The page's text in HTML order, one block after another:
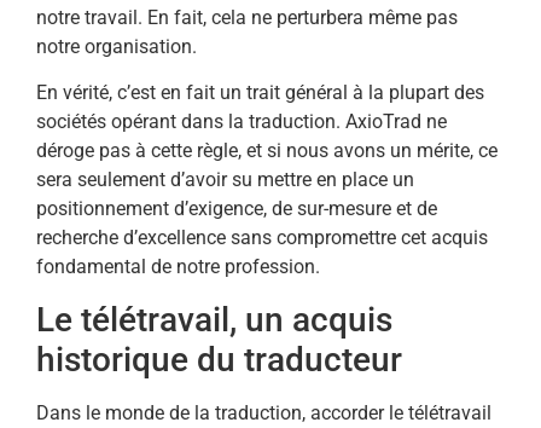
notre travail. En fait, cela ne perturbera même pas
notre organisation.
En vérité, c’est en fait un trait général à la plupart des
sociétés opérant dans la traduction. AxioTrad ne
déroge pas à cette règle, et si nous avons un mérite, ce
sera seulement d’avoir su mettre en place un
positionnement d’exigence, de sur-mesure et de
recherche d’excellence sans compromettre cet acquis
fondamental de notre profession.
Le télétravail, un acquis
historique du traducteur
Dans le monde de la traduction, accorder le télétravail